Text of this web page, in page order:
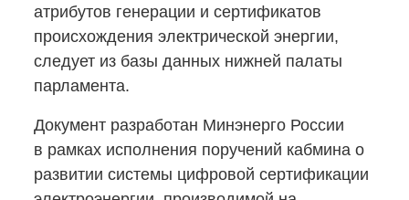
атрибутов генерации и сертификатов
происхождения электрической энергии,
следует из базы данных нижней палаты
парламента.
Документ разработан Минэнерго России
в рамках исполнения поручений кабмина о
развитии системы цифровой сертификации